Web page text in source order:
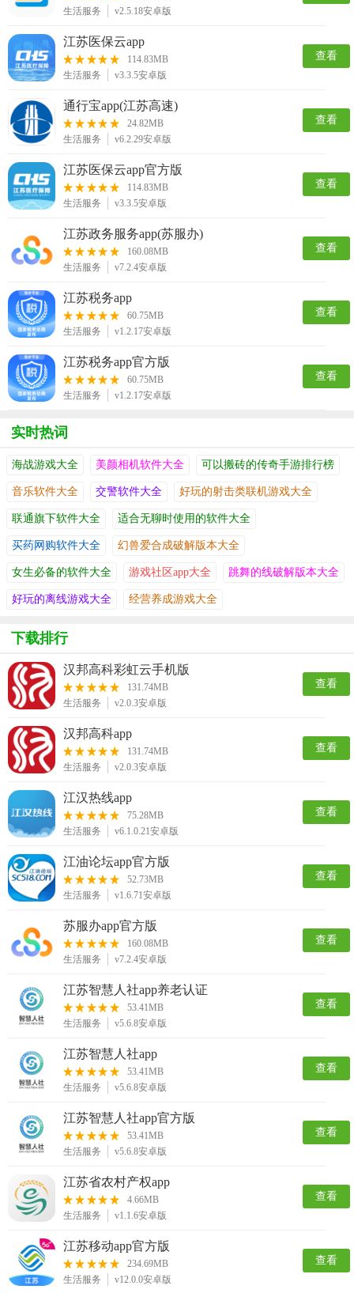
生活服务
v2.5.18安卓版
江苏医保云app
114.83MB
生活服务
v3.3.5安卓版
查看
通行宝app(江苏高速)
24.82MB
生活服务
v6.2.29安卓版
查看
江苏医保云app官方版
114.83MB
生活服务
v3.3.5安卓版
查看
江苏政务服务app(苏服办)
160.08MB
生活服务
v7.2.4安卓版
查看
江苏税务app
60.75MB
生活服务
v1.2.17安卓版
查看
江苏税务app官方版
60.75MB
生活服务
v1.2.17安卓版
查看
实时热词
海战游戏大全 美颜相机软件大全 可以搬砖的传奇手游排行榜
音乐软件大全 交警软件大全 好玩的射击类联机游戏大全
联通旗下软件大全 适合无聊时使用的软件大全
买药网购软件大全 幻兽爱合成破解版本大全
女生必备的软件大全 游戏社区app大全 跳舞的线破解版本大全
好玩的离线游戏大全 经营养成游戏大全
下载排行
汉邦高科彩虹云手机版
131.74MB
生活服务
v2.0.3安卓版
查看
汉邦高科app
131.74MB
生活服务
v2.0.3安卓版
查看
江汉热线app
75.28MB
生活服务
v6.1.0.21安卓版
查看
江油论坛app官方版
52.73MB
生活服务
v1.6.71安卓版
查看
苏服办app官方版
160.08MB
生活服务
v7.2.4安卓版
查看
江苏智慧人社app养老认证
53.41MB
生活服务
v5.6.8安卓版
查看
江苏智慧人社app
53.41MB
生活服务
v5.6.8安卓版
查看
江苏智慧人社app官方版
53.41MB
生活服务
v5.6.8安卓版
查看
江苏省农村产权app
4.66MB
生活服务
v1.1.6安卓版
查看
江苏移动app官方版
234.69MB
生活服务
v12.0.0安卓版
查看